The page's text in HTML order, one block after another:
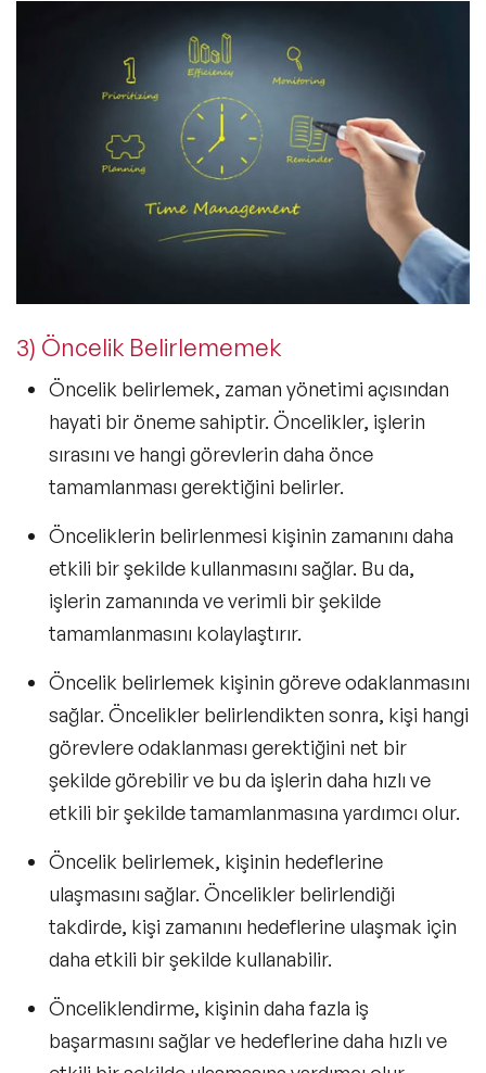
3) Öncelik Belirlememek
Öncelik belirlemek, zaman yönetimi açısından
hayati bir öneme sahiptir. Öncelikler, işlerin
sırasını ve hangi görevlerin daha önce
tamamlanması gerektiğini belirler.
Önceliklerin belirlenmesi kişinin zamanını daha
etkili bir şekilde kullanmasını sağlar. Bu da,
işlerin zamanında ve verimli bir şekilde
tamamlanmasını kolaylaştırır.
Öncelik belirlemek kişinin göreve odaklanmasını
sağlar. Öncelikler belirlendikten sonra, kişi hangi
görevlere odaklanması gerektiğini net bir
şekilde görebilir ve bu da işlerin daha hızlı ve
etkili bir şekilde tamamlanmasına yardımcı olur.
Öncelik belirlemek, kişinin hedeflerine
ulaşmasını sağlar. Öncelikler belirlendiği
takdirde, kişi zamanını hedeflerine ulaşmak için
daha etkili bir şekilde kullanabilir.
Önceliklendirme, kişinin daha fazla iş
başarmasını sağlar ve hedeflerine daha hızlı ve